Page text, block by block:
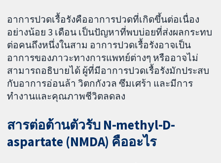
อาการปวดเรื้อรังคืออาการปวดที่เกิดขึ้นต่อเนื่อง
อย่างน้อย 3 เดือน เป็นปัญหาที่พบบ่อยที่ส่งผลกระทบ
ต่อคนถึงหนึ่งในสาม อาการปวดเรื้อรังอาจเป็น
อาการของภาวะทางการแพทย์ต่างๆ หรืออาจไม่
สามารถอธิบายได้ ผู้ที่มีอาการปวดเรื้อรังมักประสบ
กับอาการอ่อนล้า วิตกกังวล ซึมเศร้า และมีการ
ทำงานและคุณภาพชีวิตลดลง
สารต่อต้านตัวรับ N-methyl-D-
aspartate (NMDA) คืออะไร